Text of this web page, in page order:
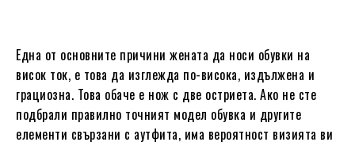
Една от основните причини жената да носи обувки на
висок ток, е това да изглежда по-висока, издължена и
грациозна. Това обаче е нож с две остриета. Ако не сте
подбрали правилно точният модел обувка и другите
елементи свързани с аутфита, има вероятност визията ви